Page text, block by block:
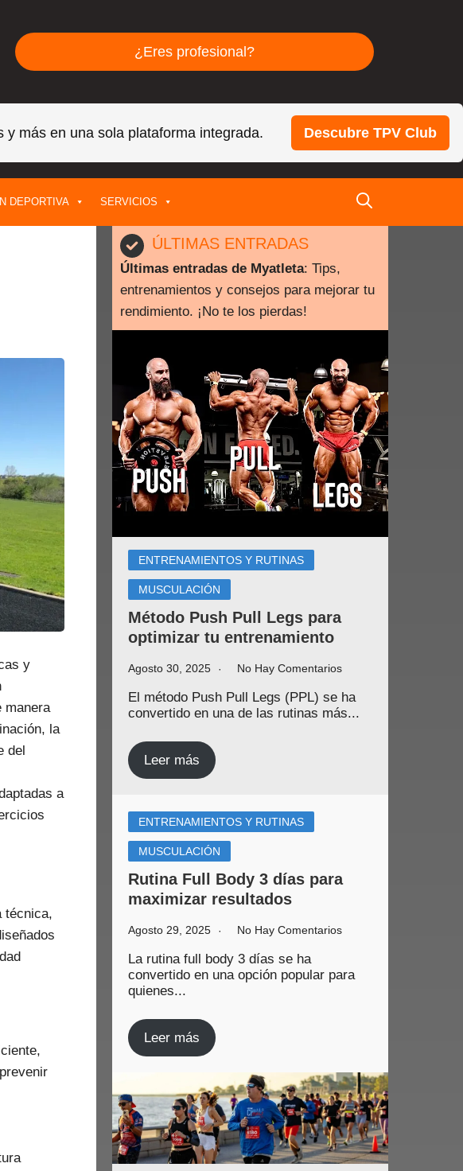
¿Eres profesional?
más en una sola plataforma integrada. Descubre TPV Club
DEPORTIVA SERVICIOS
y
manera
la
del
a
técnica,
ÚLTIMAS ENTRADAS
Últimas entradas de Myatleta: Tips,
entrenamientos y consejos para mejorar tu
rendimiento. ¡No te los pierdas!
ENTRENAMIENTOS Y RUTINAS
MUSCULACIÓN
Método Push Pull Legs para
optimizar tu entrenamiento
Agosto 30, 2025 No Hay Comentarios
El método Push Pull Legs (PPL) se ha
convertido en una de las rutinas más...
Leer más
ENTRENAMIENTOS Y RUTINAS
MUSCULACIÓN
Rutina Full Body 3 días para
maximizar resultados
Agosto 29, 2025 No Hay Comentarios
La rutina full body 3 días se ha
convertido en una opción popular para
quienes...
Leer más